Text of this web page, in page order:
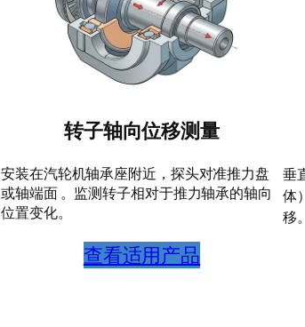
转子轴向位移测量
安装在汽轮机轴承座附近，探头对准推力盘
或轴端面 。监测转子相对于推力轴承的轴向
位置变化。
垂
体
移。
查看适用产品